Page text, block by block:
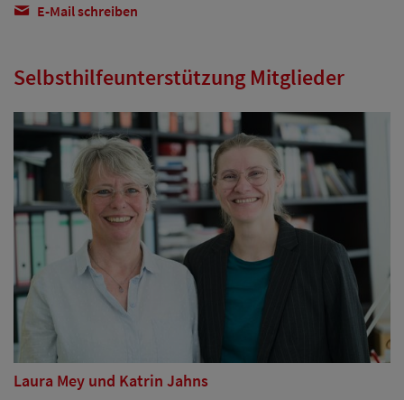
E-Mail schreiben
Selbsthilfeunterstützung Mitglieder
Laura Mey und Katrin Jahns